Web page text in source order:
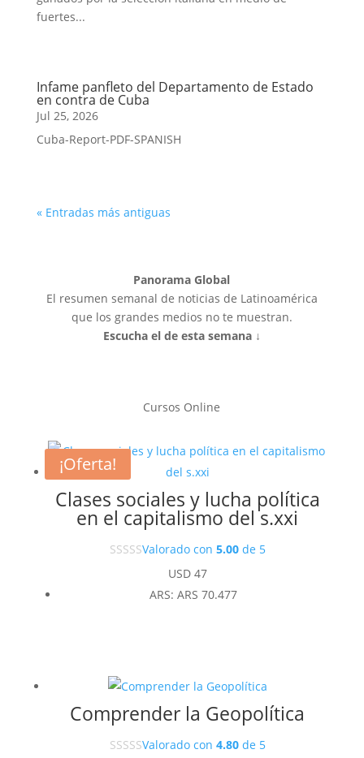
fuertes...
Infame panfleto del Departamento de Estado
en contra de Cuba
Jul 25, 2026
Cuba-Report-PDF-SPANISH
« Entradas más antiguas
Panorama Global
El resumen semanal de noticias de Latinoamérica
que los grandes medios no te muestran.
Escucha el de esta semana ↓
Cursos Online
Clases sociales y lucha política
en el capitalismo del s.xxi
Valorado con 5.00de 5
USD47
ARS: ARS 70.477
Comprender la Geopolítica
Valorado con 4.80de 5
¡Oferta!